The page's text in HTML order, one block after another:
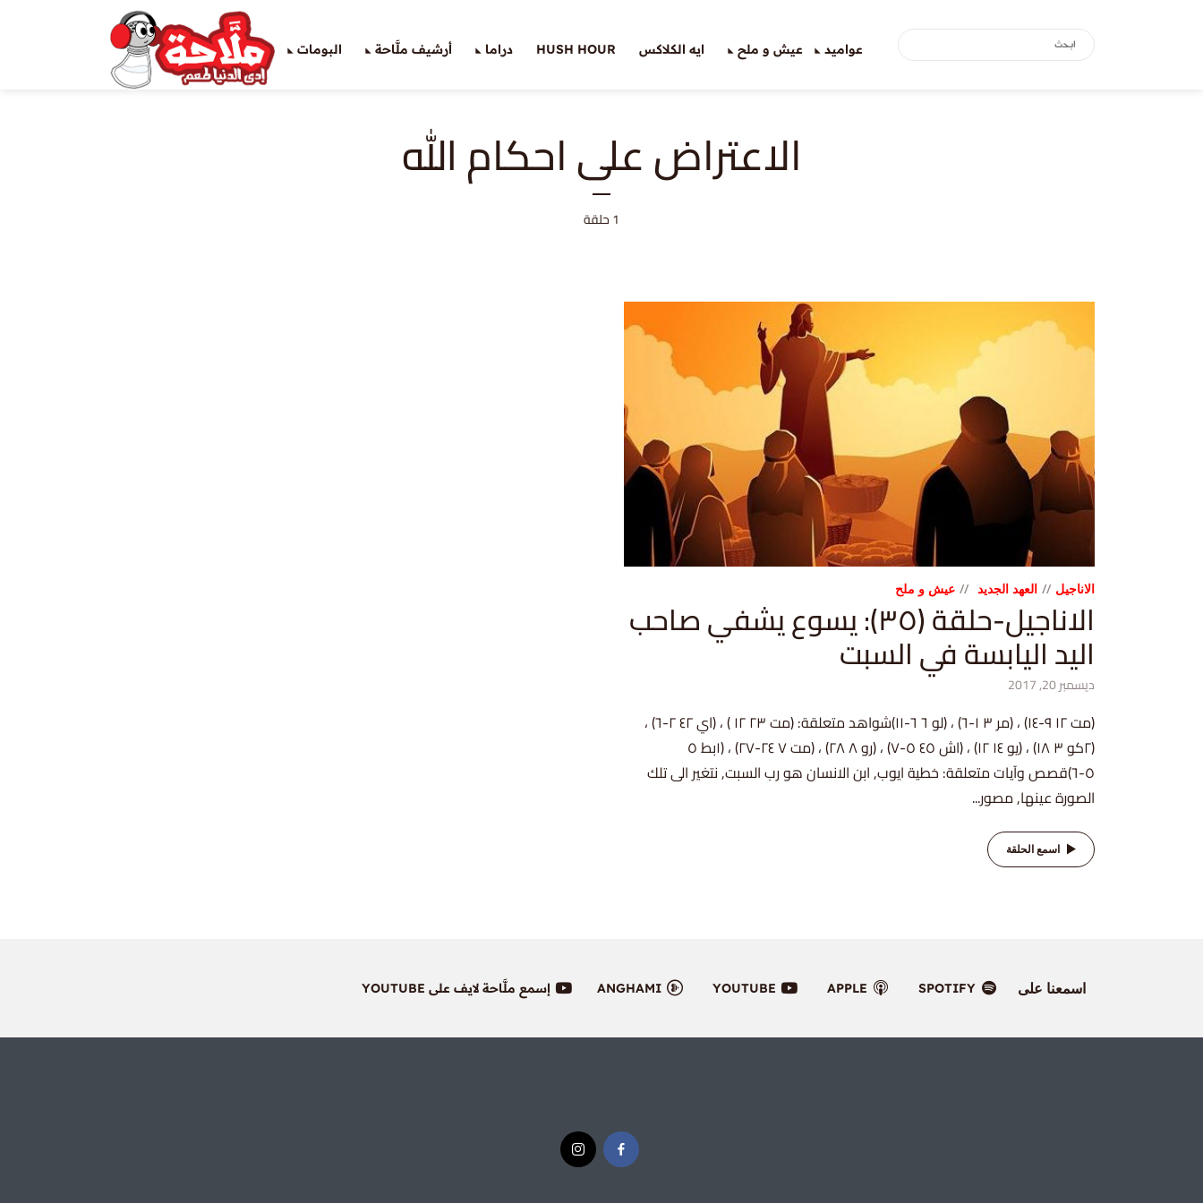
عواميد عيش و ملح ايه الكلاكس HUSH HOUR دراما أرشيف ملَّاحة البومات
الاعتراض على احكام الله
1 حلقة
الاناجيل العهد الجديد عيش و ملح
الاناجيل-حلقة (٣٥): يسوع يشفي صاحب
اليد اليابسة في السبت
ديسمبر 20, 2017
(مت ١٢ ٩-١٤) ، (مر ٣ ١-٦) ، (لو ٦ ٦-١١)شواهد متعلقة: (مت ٢٣ ١٢ ) ، (اي ٤٢ ٢-٦) ،
(٢كو ٣ ١٨) ، (يو ١٤ ١٢) ، (اش ٤٥ ٥-٧) ، (رو ٨ ٢٨) ، (مت ٧ ٢٤-٢٧) ، (١بط ٥
٥-٦)قصص وآيات متعلقة: خطية ايوب, ابن الانسان هو رب السبت, نتغير الى تلك
الصورة عينها, مصور...
اسمع الحلقة
اسمعنا على SPOTIFY
APPLE
YOUTUBE
ANGHAMI إسمع ملَّاحة لايف على YOUTUBE